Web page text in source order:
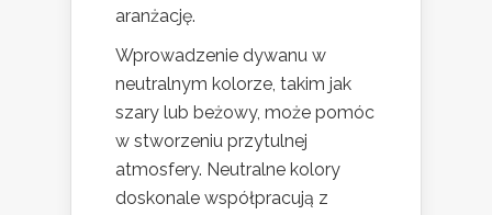
aranżację.
Wprowadzenie dywanu w
neutralnym kolorze, takim jak
szary lub beżowy, może pomóc
w stworzeniu przytulnej
atmosfery. Neutralne kolory
doskonale współpracują z